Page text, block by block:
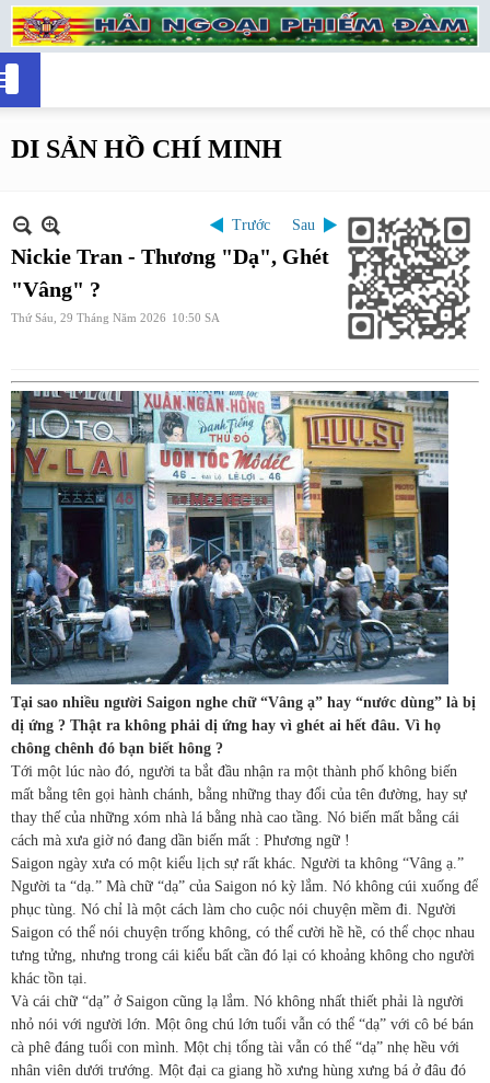
DI SẢN HỒ CHÍ MINH
Trước Sau
Nickie Tran - Thương "Dạ", Ghét
"Vâng" ?
Thứ Sáu, 29 Tháng Năm 2026 10:50 SA
Tại sao nhiều người Saigon nghe chữ “Vâng ạ” hay “nước dùng” là bị
dị ứng ? Thật ra không phải dị ứng hay vì ghét ai hết đâu. Vì họ
chông chênh đó bạn biết hông ?
Tới một lúc nào đó, người ta bắt đầu nhận ra một thành phố không biến
mất bằng tên gọi hành chánh, bằng những thay đổi của tên đường, hay sự
thay thế của những xóm nhà lá bằng nhà cao tầng. Nó biến mất bằng cái
cách mà xưa giờ nó đang dần biến mất : Phương ngữ !
Saigon ngày xưa có một kiểu lịch sự rất khác. Người ta không “Vâng ạ.”
Người ta “dạ.” Mà chữ “dạ” của Saigon nó kỳ lắm. Nó không cúi xuống để
phục tùng. Nó chỉ là một cách làm cho cuộc nói chuyện mềm đi. Người
Saigon có thể nói chuyện trống không, có thể cười hề hề, có thể chọc nhau
tưng tửng, nhưng trong cái kiểu bất cần đó lại có khoảng không cho người
khác tồn tại.
Và cái chữ “dạ” ở Saigon cũng lạ lắm. Nó không nhất thiết phải là người
nhỏ nói với người lớn. Một ông chú lớn tuổi vẫn có thể “dạ” với cô bé bán
cà phê đáng tuổi con mình. Một chị tổng tài vẫn có thể “dạ” nhẹ hều với
nhân viên dưới trướng. Một đại ca giang hồ xưng hùng xưng bá ở đâu đó